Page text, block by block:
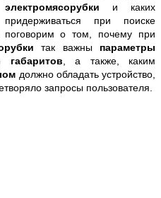
электромясорубки и каких
при поиске
поговорим о том, почему при
так важны параметры
габаритов , а также, каким
должно обладать устройство,
запросы пользователя.